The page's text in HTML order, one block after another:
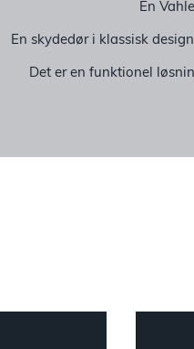
En
En skydedør i klassisk
Det er en funktionel